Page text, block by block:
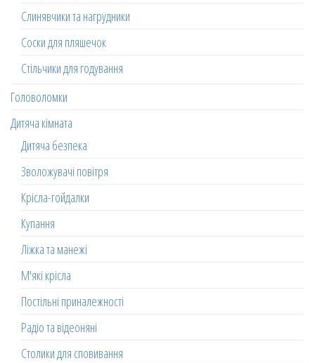
Слинявчики та нагрудники
Соски для пляшечок
Стільчики для годування
Головоломки
Дитяча кімната
Дитяча безпека
Зволожувачі повітря
Крісла-гойдалки
Купання
Ліжка та манежі
М'які крісла
Постільні приналежності
Радіо та відеоняні
Столики для сповивання